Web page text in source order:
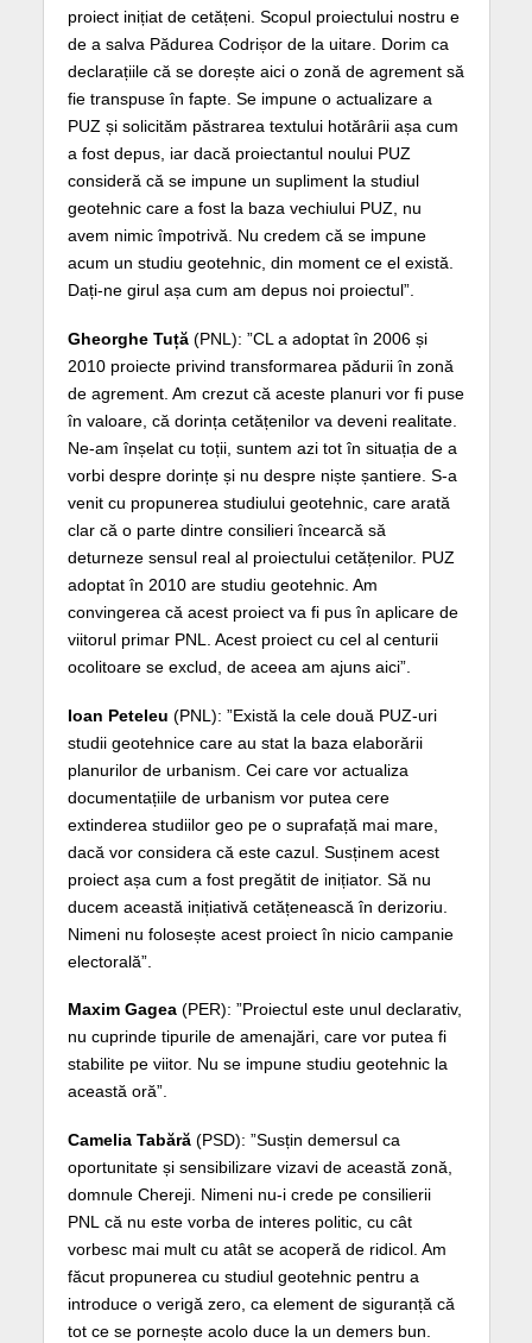
proiect inițiat de cetățeni. Scopul proiectului nostru e
de a salva Pădurea Codrișor de la uitare. Dorim ca
declarațiile că se dorește aici o zonă de agrement să
fie transpuse în fapte. Se impune o actualizare a
PUZ și solicităm păstrarea textului hotărârii așa cum
a fost depus, iar dacă proiectantul noului PUZ
consideră că se impune un supliment la studiul
geotehnic care a fost la baza vechiului PUZ, nu
avem nimic împotrivă. Nu credem că se impune
acum un studiu geotehnic, din moment ce el există.
Dați-ne girul așa cum am depus noi proiectul”.
Gheorghe Tuță(PNL): ”CL a adoptat în 2006 și
2010 proiecte privind transformarea pădurii în zonă
de agrement. Am crezut că aceste planuri vor fi puse
în valoare, că dorința cetățenilor va deveni realitate.
Ne-am înșelat cu toții, suntem azi tot în situația de a
vorbi despre dorințe și nu despre niște șantiere. S-a
venit cu propunerea studiului geotehnic, care arată
clar că o parte dintre consilieri încearcă să
deturneze sensul real al proiectului cetățenilor. PUZ
adoptat în 2010 are studiu geotehnic. Am
convingerea că acest proiect va fi pus în aplicare de
viitorul primar PNL. Acest proiect cu cel al centurii
ocolitoare se exclud, de aceea am ajuns aici”.
Ioan Peteleu (PNL): ”Există la cele două PUZ-uri
studii geotehnice care au stat la baza elaborării
planurilor de urbanism. Cei care vor actualiza
documentațiile de urbanism vor putea cere
extinderea studiilor geo pe o suprafață mai mare,
dacă vor considera că este cazul. Susținem acest
proiect așa cum a fost pregătit de inițiator. Să nu
ducem această inițiativă cetățenească în derizoriu.
Nimeni nu folosește acest proiect în nicio campanie
electorală”.
Maxim Gagea (PER): ”Proiectul este unul declarativ,
nu cuprinde tipurile de amenajări, care vor putea fi
stabilite pe viitor. Nu se impune studiu geotehnic la
această oră”.
Camelia Tabără(PSD): ”Susțin demersul ca
oportunitate și sensibilizare vizavi de această zonă,
domnule Chereji. Nimeni nu-i crede pe consilierii
PNL că nu este vorba de interes politic, cu cât
vorbesc mai mult cu atât se acoperă de ridicol. Am
făcut propunerea cu studiul geotehnic pentru a
introduce o verigă zero, ca element de siguranță că
tot ce se pornește acolo duce la un demers bun.